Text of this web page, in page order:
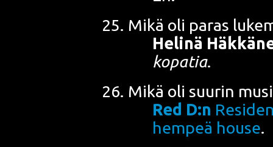
Mikä oli paras
Heli­nä
ko­pa­tia.
Mikä oli suu­rin
Red D:n
hem­peä house.